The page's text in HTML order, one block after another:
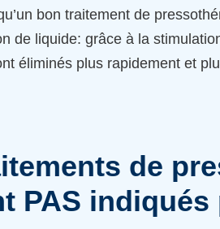
bon traitement de
de liquide: grâce à la
éliminés plus rapidement et
de
PAS indiqués